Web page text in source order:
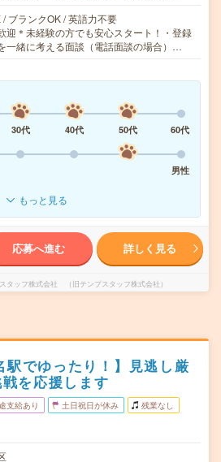
ブランクOK / 英語力不要
迎＊未経験の方でも安心スタート！・登録
一緒に考える面談（電話面談の場合）…
30代 40代 50代
60代
男性
もっと見る
応募へ進む 詳しく見る
タッフ株式会社 （旧テンプスタッフ株式会社）
駅でゆったり！】見逃し厳
を応援します
支給あり 土日祝日が休み 残業なし